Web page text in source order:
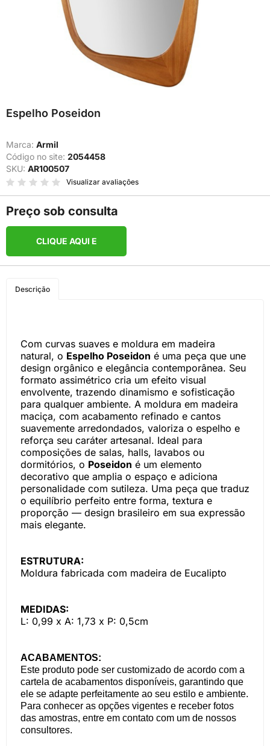
Espelho Poseidon
Marca: Armil
Código no site: 2054458
SKU: AR100507
Visualizar avaliações
Preço sob consulta
CLIQUE AQUI E
Descrição
Com curvas suaves e moldura em madeira
natural, o Espelho Poseidon é uma peça que une
design orgânico e elegância contemporânea. Seu
formato assimétrico cria um efeito visual
envolvente, trazendo dinamismo e sofisticação
para qualquer ambiente. A moldura em madeira
maciça, com acabamento refinado e cantos
suavemente arredondados, valoriza o espelho e
reforça seu caráter artesanal. Ideal para
composições de salas, halls, lavabos ou
dormitórios, o Poseidon é um elemento
decorativo que amplia o espaço e adiciona
personalidade com sutileza. Uma peça que traduz
o equilíbrio perfeito entre forma, textura e
proporção — design brasileiro em sua expressão
mais elegante.
ESTRUTURA:
Moldura fabricada com madeira de Eucalipto
MEDIDAS:
L: 0,99 x A: 1,73 x P: 0,5cm
ACABAMENTOS:
Este produto pode ser customizado de acordo com a
cartela de acabamentos disponíveis, garantindo que
ele se adapte perfeitamente ao seu estilo e ambiente.
Para conhecer as opções vigentes e receber fotos
das amostras, entre em contato com um de nossos
consultores.